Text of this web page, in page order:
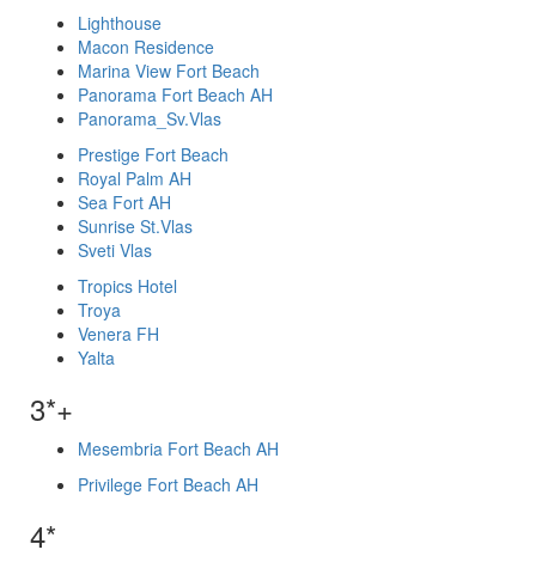
Lighthouse
Macon Residence
Marina View Fort Beach
Panorama Fort Beach AH
Panorama_Sv.Vlas
Prestige Fort Beach
Royal Palm AH
Sea Fort AH
Sunrise St.Vlas
Sveti Vlas
Tropics Hotel
Troya
Venera FH
Yalta
3*+
Mesembria Fort Beach AH
Privilege Fort Beach AH
4*